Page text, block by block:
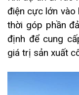
điện cực lớn vào
thời góp phần
định để cung
giá trị sản xuất